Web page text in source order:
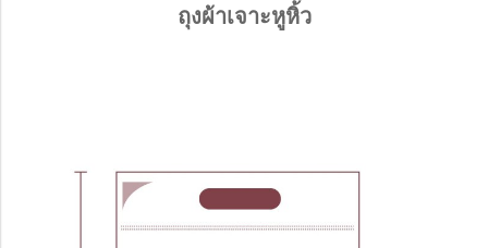
ถุงผ้าเจาะหูหิ้ว